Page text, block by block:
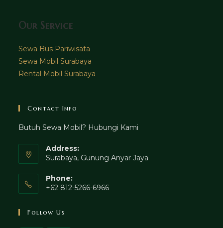
Our Service
Sewa Bus Pariwisata
Sewa Mobil Surabaya
Rental Mobil Surabaya
Contact Info
Butuh Sewa Mobil? Hubungi Kami
Address:
Surabaya, Gunung Anyar Jaya
Phone:
+62 812-5266-6966
Follow Us